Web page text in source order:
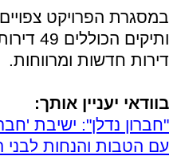
במסגרת הפרויקט
דירות חדשות ומרווחות.
בוודאי יעניין אותך:
"חברון נדלן": ישיבת
עם הטבות והנחות לבני